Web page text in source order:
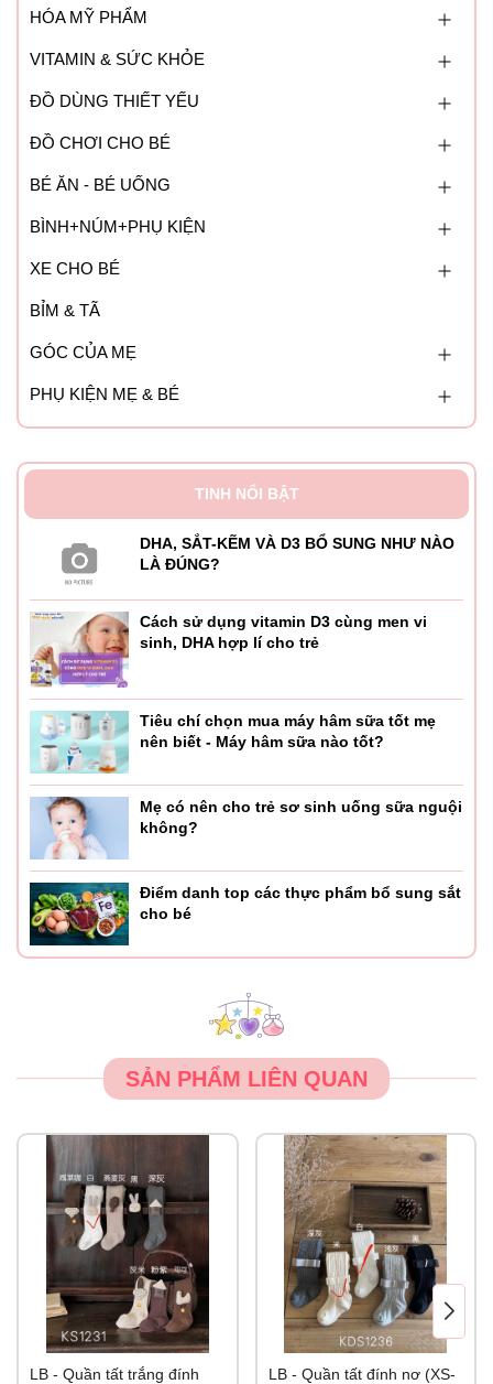
HÓA MỸ PHẨM
VITAMIN & SỨC KHỎE
ĐỒ DÙNG THIẾT YẾU
ĐỒ CHƠI CHO BÉ
BÉ ĂN - BÉ UỐNG
BÌNH+NÚM+PHỤ KIỆN
XE CHO BÉ
BỈM & TÃ
GÓC CỦA MẸ
PHỤ KIỆN MẸ & BÉ
TINH NỔI BẬT
DHA, SẮT-KẼM VÀ D3 BỔ SUNG NHƯ NÀO
LÀ ĐÚNG?
Cách sử dụng vitamin D3 cùng men vi
sinh, DHA hợp lí cho trẻ
Tiêu chí chọn mua máy hâm sữa tốt mẹ
nên biết - Máy hâm sữa nào tốt?
Mẹ có nên cho trẻ sơ sinh uống sữa nguội
không?
Điểm danh top các thực phẩm bổ sung sắt
cho bé
SẢN PHẨM LIÊN QUAN
LB - Quần tất trắng đính
LB - Quần tất đính nơ (XS-